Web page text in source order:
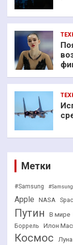
Метки
#Samsung
Apple NASA
Путин
В мире
Боррель
Илон
Космос Луна